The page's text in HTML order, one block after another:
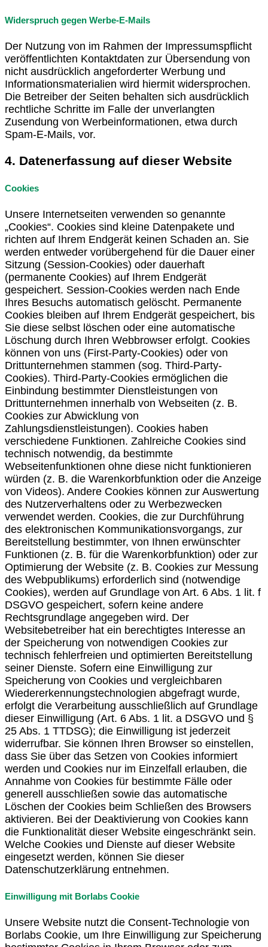
Widerspruch gegen Werbe-E-Mails
Der Nutzung von im Rahmen der Impressumspflicht
veröffentlichten Kontaktdaten zur Übersendung von
nicht ausdrücklich angeforderter Werbung und
Informationsmaterialien wird hiermit widersprochen.
Die Betreiber der Seiten behalten sich ausdrücklich
rechtliche Schritte im Falle der unverlangten
Zusendung von Werbeinformationen, etwa durch
Spam-E-Mails, vor.
4. Datenerfassung auf dieser Website
Cookies
Unsere Internetseiten verwenden so genannte
„Cookies“. Cookies sind kleine Datenpakete und
richten auf Ihrem Endgerät keinen Schaden an. Sie
werden entweder vorübergehend für die Dauer einer
Sitzung (Session-Cookies) oder dauerhaft
(permanente Cookies) auf Ihrem Endgerät
gespeichert. Session-Cookies werden nach Ende
Ihres Besuchs automatisch gelöscht. Permanente
Cookies bleiben auf Ihrem Endgerät gespeichert, bis
Sie diese selbst löschen oder eine automatische
Löschung durch Ihren Webbrowser erfolgt. Cookies
können von uns (First-Party-Cookies) oder von
Drittunternehmen stammen (sog. Third-Party-
Cookies). Third-Party-Cookies ermöglichen die
Einbindung bestimmter Dienstleistungen von
Drittunternehmen innerhalb von Webseiten (z. B.
Cookies zur Abwicklung von
Zahlungsdienstleistungen). Cookies haben
verschiedene Funktionen. Zahlreiche Cookies sind
technisch notwendig, da bestimmte
Webseitenfunktionen ohne diese nicht funktionieren
würden (z. B. die Warenkorbfunktion oder die Anzeige
von Videos). Andere Cookies können zur Auswertung
des Nutzerverhaltens oder zu Werbezwecken
verwendet werden. Cookies, die zur Durchführung
des elektronischen Kommunikationsvorgangs, zur
Bereitstellung bestimmter, von Ihnen erwünschter
Funktionen (z. B. für die Warenkorbfunktion) oder zur
Optimierung der Website (z. B. Cookies zur Messung
des Webpublikums) erforderlich sind (notwendige
Cookies), werden auf Grundlage von Art. 6 Abs. 1 lit. f
DSGVO gespeichert, sofern keine andere
Rechtsgrundlage angegeben wird. Der
Websitebetreiber hat ein berechtigtes Interesse an
der Speicherung von notwendigen Cookies zur
technisch fehlerfreien und optimierten Bereitstellung
seiner Dienste. Sofern eine Einwilligung zur
Speicherung von Cookies und vergleichbaren
Wiedererkennungstechnologien abgefragt wurde,
erfolgt die Verarbeitung ausschließlich auf Grundlage
dieser Einwilligung (Art. 6 Abs. 1 lit. a DSGVO und §
25 Abs. 1 TTDSG); die Einwilligung ist jederzeit
widerrufbar. Sie können Ihren Browser so einstellen,
dass Sie über das Setzen von Cookies informiert
werden und Cookies nur im Einzelfall erlauben, die
Annahme von Cookies für bestimmte Fälle oder
generell ausschließen sowie das automatische
Löschen der Cookies beim Schließen des Browsers
aktivieren. Bei der Deaktivierung von Cookies kann
die Funktionalität dieser Website eingeschränkt sein.
Welche Cookies und Dienste auf dieser Website
eingesetzt werden, können Sie dieser
Datenschutzerklärung entnehmen.
Einwilligung mit Borlabs Cookie
Unsere Website nutzt die Consent-Technologie von
Borlabs Cookie, um Ihre Einwilligung zur Speicherung